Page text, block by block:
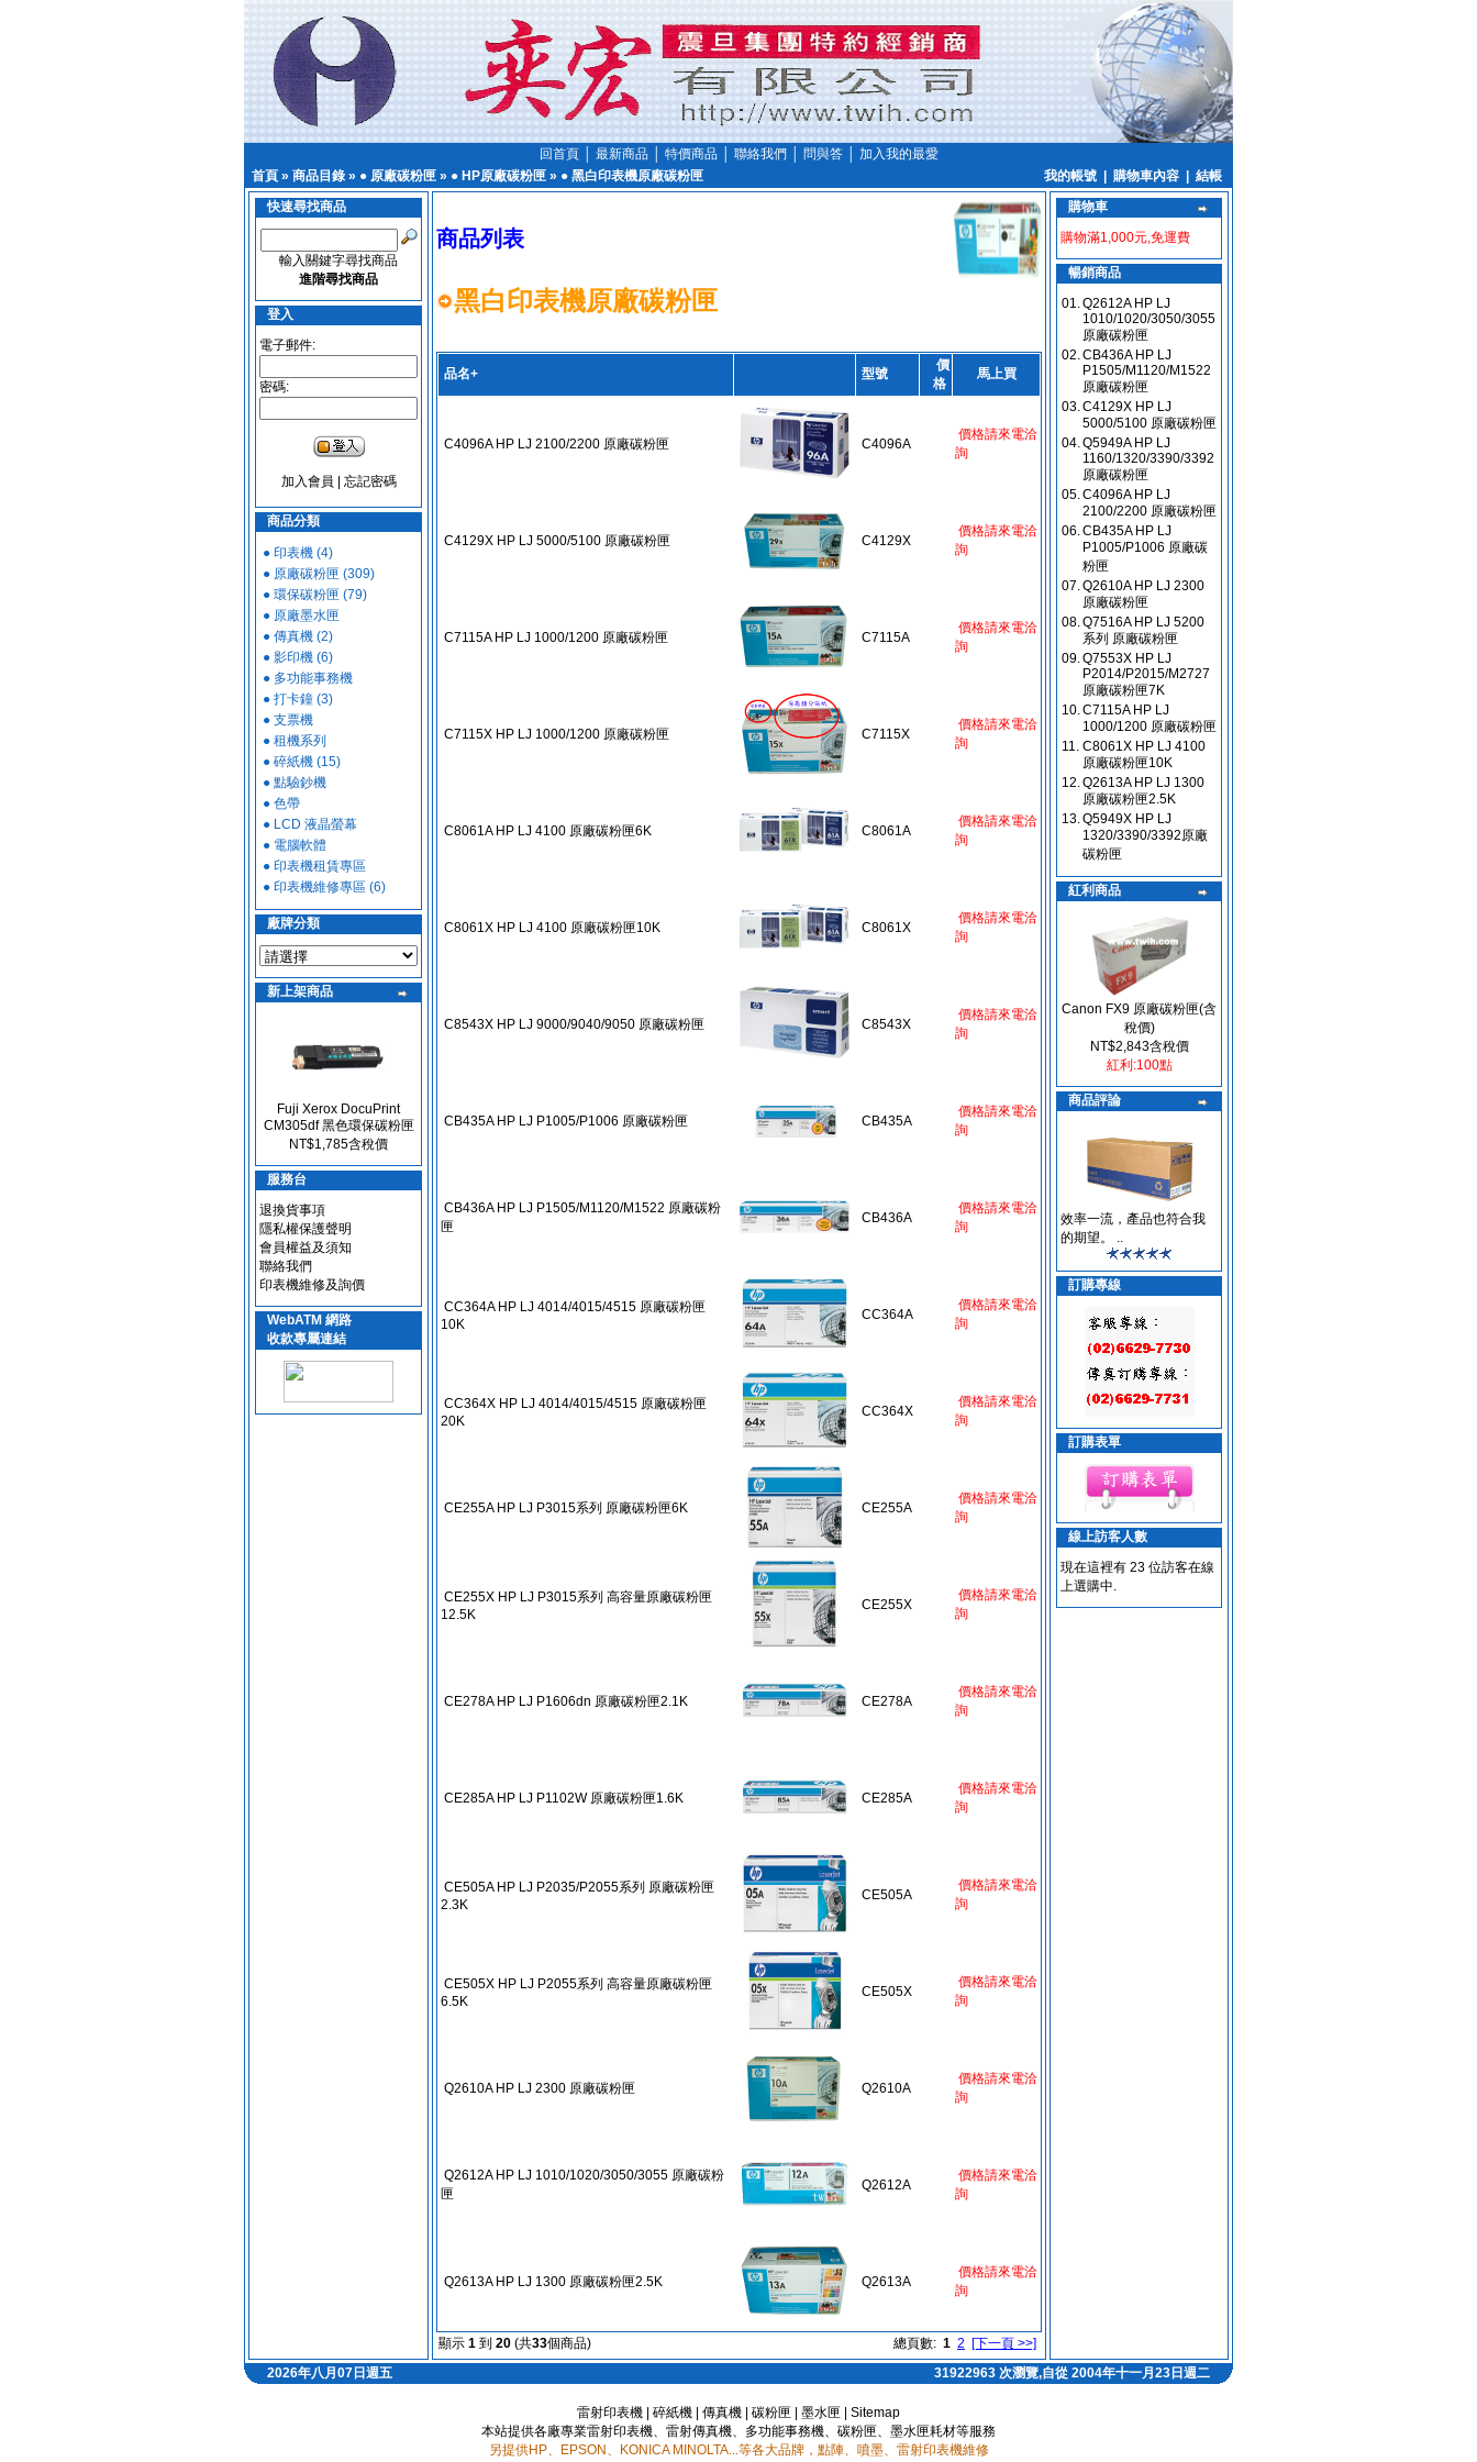
回首頁│ 最新商品│ 特價商品│ 聯絡我們 問與答│ 加入我的最愛
首頁 » 商品目錄» ● 原廠碳粉匣 » ● HP原廠碳粉匣 » ● 黑白印表機原廠碳粉匣 我的帳號 購物車內容
結帳
快速尋找商品
輸入關鍵字尋找商品
進階尋找商品
登入
電子郵件:
密碼:
加入會員 忘記密碼
商品分類
● 印表機 (4)
● 原廠碳粉匣 (309)
● 環保碳粉匣 (79)
● 原廠墨水匣
● 傳真機 (2)
● 影印機 (6)
● 多功能事務機
● 打卡鐘 (3)
● 支票機
● 租機系列
● 碎紙機 (15)
● 點驗鈔機
● 色帶
● LCD 液晶螢幕
● 電腦軟體
● 印表機租賃專區
● 印表機維修專區 (6)
廠牌分類
新上架商品
Fuji Xerox DocuPrint
CM305df 黑色環保碳粉匣
NT$1,785含稅價
服務台
退換貨事項
隱私權保護聲明
會員權益及須知
聯絡我們
印表機維修及詢價
WebATM 網路
收款專屬連結
商品列表
黑白印表機原廠碳粉匣
品名+ 型號
價
格
馬上買
C4096A HP LJ 2100/2200 原廠碳粉匣 C4096A
價格請來電洽
詢
C4129X HP LJ 5000/5100 原廠碳粉匣 C4129X
價格請來電洽
詢
C7115A HP LJ 1000/1200 原廠碳粉匣 C7115A
價格請來電洽
詢
C7115X HP LJ 1000/1200 原廠碳粉匣 C7115X
價格請來電洽
詢
C8061A HP LJ 4100 原廠碳粉匣6K C8061A
價格請來電洽
詢
C8061X HP LJ 4100 原廠碳粉匣10K C8061X
價格請來電洽
詢
C8543X HP LJ 9000/9040/9050 原廠碳粉匣 C8543X
價格請來電洽
詢
CB435A HP LJ P1005/P1006 原廠碳粉匣 CB435A
價格請來電洽
詢
CB436A HP LJ P1505/M1120/M1522 原廠碳粉
匣
CB436A
價格請來電洽
詢
CC364A HP LJ 4014/4015/4515 原廠碳粉匣
10K
CC364A
價格請來電洽
詢
CC364X HP LJ 4014/4015/4515 原廠碳粉匣
20K
CC364X
價格請來電洽
詢
CE255A HP LJ P3015系列 原廠碳粉匣6K CE255A
價格請來電洽
詢
CE255X HP LJ P3015系列 高容量原廠碳粉匣
12.5K
CE255X
價格請來電洽
詢
CE278A HP LJ P1606dn 原廠碳粉匣2.1K CE278A
價格請來電洽
詢
CE285A HP LJ P1102W 原廠碳粉匣1.6K CE285A
價格請來電洽
詢
CE505A HP LJ P2035/P2055系列 原廠碳粉匣
2.3K
CE505A
價格請來電洽
詢
CE505X HP LJ P2055系列 高容量原廠碳粉匣
6.5K
CE505X
價格請來電洽
詢
Q2610A HP LJ 2300 原廠碳粉匣 Q2610A
價格請來電洽
詢
Q2612A HP LJ 1010/1020/3050/3055 原廠碳粉
匣
Q2612A
價格請來電洽
詢
Q2613A HP LJ 1300 原廠碳粉匣2.5K Q2613A
價格請來電洽
詢
顯示 1 到 20 (共33個商品) 總頁數: 1 2 [下一頁 >>]
購物車
購物滿1,000元,免運費
暢銷商品
01.Q2612A HP LJ
1010/1020/3050/3055
原廠碳粉匣
02.CB436A HP LJ
P1505/M1120/M1522
原廠碳粉匣
03.C4129X HP LJ
5000/5100 原廠碳粉匣
04.Q5949A HP LJ
1160/1320/3390/3392
原廠碳粉匣
05.C4096A HP LJ
2100/2200 原廠碳粉匣
06.CB435A HP LJ
P1005/P1006 原廠碳
粉匣
07.Q2610A HP LJ 2300
原廠碳粉匣
08.Q7516A HP LJ 5200
系列 原廠碳粉匣
09.Q7553X HP LJ
P2014/P2015/M2727
原廠碳粉匣7K
10.C7115A HP LJ
1000/1200 原廠碳粉匣
11. C8061X HP LJ 4100
原廠碳粉匣10K
12.Q2613A HP LJ 1300
原廠碳粉匣2.5K
13.Q5949X HP LJ
1320/3390/3392原廠
碳粉匣
紅利商品
Canon FX9 原廠碳粉匣(含
稅價)
NT$2,843含稅價
紅利:100點
商品評論
效率一流，產品也符合我
的期望。 ..
訂購專線
訂購表單
線上訪客人數
現在這裡有 23 位訪客在線
上選購中.
2026年八月07日週五 31922963 次瀏覽,自從 2004年十一月23日週二
雷射印表機 碎紙機 傳真機 碳粉匣 墨水匣
Sitemap
本站提供各廠專業雷射印表機、雷射傳真機、多功能事務機、碳粉匣、墨水匣耗材等服務
另提供HP、EPSON、KONICA MINOLTA...等各大品牌，點陣、噴墨、雷射印表機維修